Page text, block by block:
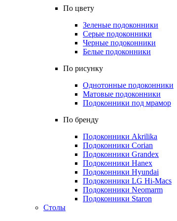
По цвету
Зеленые подоконники
Серые подоконники
Черные подоконники
Белые подоконники
По рисунку
Однотонные подоконники
Матовые подоконники
Подоконники под мрамор
По бренду
Подоконники Akrilika
Подоконники Corian
Подоконники Grandex
Подоконники Hanex
Подоконники Hyundai
Подоконники LG Hi-Macs
Подоконники Neomarm
Подоконники Staron
Столы